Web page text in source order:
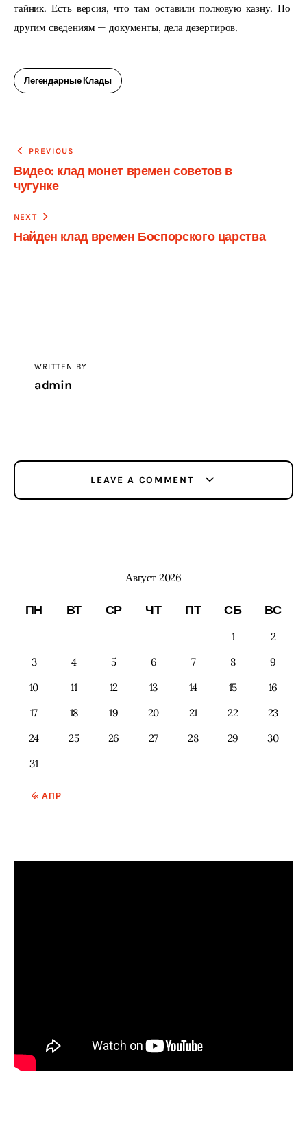
тайник. Есть версия, что там оставили полковую казну. По
другим сведениям — документы, дела дезертиров.
Легендарные Клады
Навигация
по
записям
PREVIOUS
Видео: клад монет времен советов в
чугунке
NEXT
Найден клад времен Боспорского царства
WRITTEN BY
admin
LEAVE A COMMENT
Август 2026
ПН ВТ СР ЧТ ПТ СБ ВС
1
2
3
4 5 6 7 8
9
10
11 12 13 14 15
16
17
18 19 20 21 22
23
24
25 26 27 28 29
30
31
« АПР